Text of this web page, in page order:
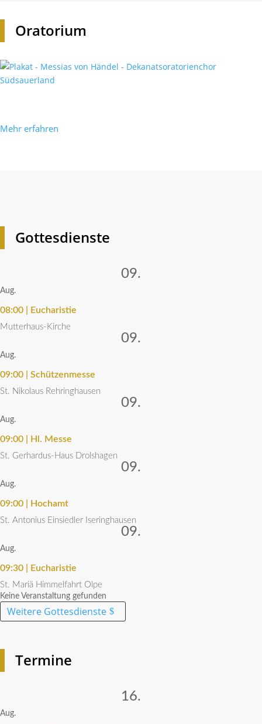
Orato­rium
Mehr erfahren
Gottes­dienste
09.
Aug.
08:00 | Eucharistie
Mutter­haus-Kirche
09.
Aug.
09:00 | Schützenmesse
St. Niko­laus Rehringhausen
09.
Aug.
09:00 | Hl. Messe
St. Gerhardus-Haus Drolshagen
09.
Aug.
09:00 | Hochamt
St. Anto­nius Einsiedler Iseringhausen
09.
Aug.
09:30 | Eucharistie
St. Mariä Himmel­fahrt Olpe
Keine Veran­stal­tung gefunden
Weitere Gottes­dienste
Termine
16.
Aug.